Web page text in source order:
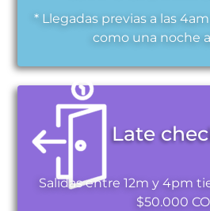
* Llegadas previas a las
como una noche
Late
Salidas entre 12m y 4pm
$50.000